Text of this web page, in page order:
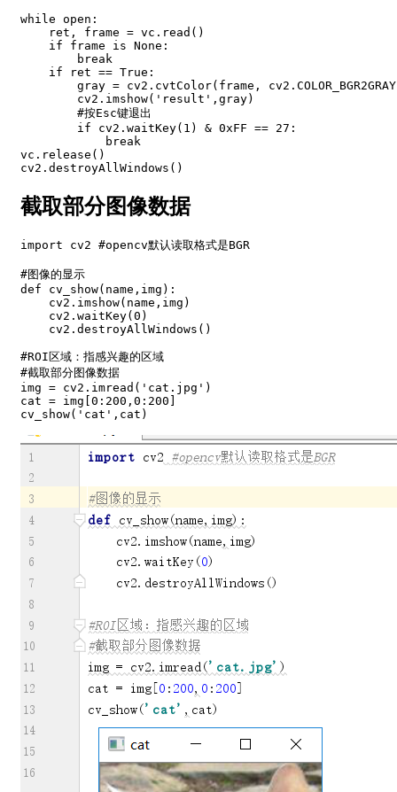
while open:
    ret, frame = vc.read()
    if frame is None:
        break
    if ret == True:
gray = cv2.cvtColor(frame,
        cv2.imshow('result',gray)
        #按Esc键退出
        if cv2.waitKey(1) & 0xFF == 27:
            break
vc.release()
cv2.destroyAllWindows()
截取部分图像数据
import cv2 #opencv默认读取格式是BGR
#图像的显示
def cv_show(name,img):
    cv2.imshow(name,img)
    cv2.waitKey(0)
    cv2.destroyAllWindows()
#ROI区域：指感兴趣的区域
#截取部分图像数据
img = cv2.imread('cat.jpg')
cat = img[0:200,0:200]